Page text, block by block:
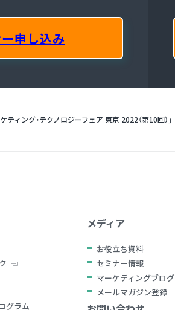
申し込み
ケティング・テクノロジーフェア 東京 2022（第10回）」
グラム
メディア
お役立ち資料
セミナー情報
マーケティングブログ
メールマガジン登録